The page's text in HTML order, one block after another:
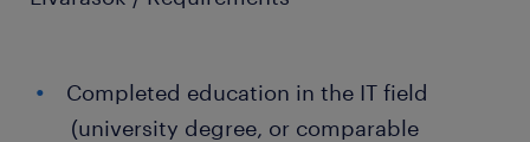
Completed education in the IT field
(university degree, or comparable